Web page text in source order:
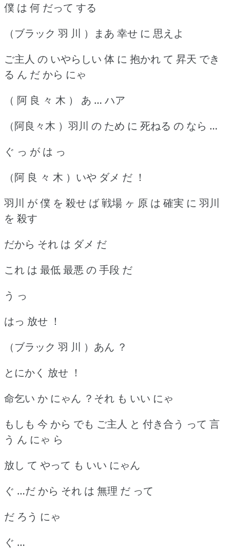
僕 は 何 だって する
（ブラック 羽 川 ）まあ 幸せ に 思えよ
ご主人 の いやらしい 体 に 抱かれ て 昇天 でき
る ん だ から にゃ
（ 阿 良 々 木 ） あ … ハア
（阿良々木 ）羽川 の ため に 死ねる の なら …
ぐ っ が は っ
（阿 良 々 木 ）いや ダメ だ ！
羽川 が 僕 を 殺せ ば 戦場 ヶ 原 は 確実 に 羽川
を 殺す
だから それ は ダメ だ
これ は 最低 最悪 の 手段 だ
う っ
はっ 放せ ！
（ブラック 羽 川 ）あん ？
とにかく 放せ ！
命乞い か にゃん ？それ も いい にゃ
もしも 今 から でも ご主人 と 付き合う って 言
う ん にゃ ら
放し て やって も いい にゃん
ぐ …だ から それ は 無理 だ って
だ ろう にゃ
ぐ …